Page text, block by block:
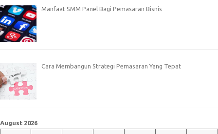
Manfaat SMM Panel Bagi Pemasaran Bisnis
Cara Membangun Strategi Pemasaran Yang Tepat
August 2026